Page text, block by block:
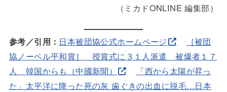
（ミカドONLINE 編集部）
参考／引用： 日本被団協公式ホームページ
［被団
協ノーベル平和賞］ 授賞式に３１人派遣 被爆者１７
人 韓国からも（中國新聞）
「西から太陽が昇っ
た」太平洋に降った死の灰 歯ぐきの出血に脱毛…日本